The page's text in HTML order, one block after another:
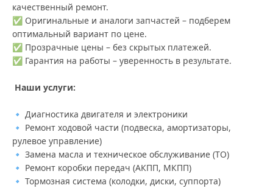
качественный ремонт.
✅ Оригинальные и аналоги запчастей – подберем
оптимальный вариант по цене.
✅ Прозрачные цены – без скрытых платежей.
✅ Гарантия на работы – уверенность в результате.
Наши услуги:
🔹 Диагностика двигателя и электроники
🔹 Ремонт ходовой части (подвеска, амортизаторы,
рулевое управление)
🔹 Замена масла и техническое обслуживание (ТО)
🔹 Ремонт коробки передач (АКПП, МКПП)
🔹 Тормозная система (колодки, диски, суппорта)